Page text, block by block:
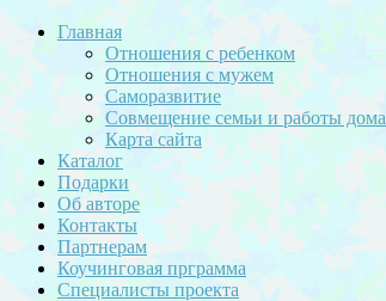
Главная
Отношения с ребенком
Отношения с мужем
Саморазвитие
Совмещение семьи и работы дома
Карта сайта
Каталог
Подарки
Об авторе
Контакты
Партнерам
Коучинговая прграмма
Специалисты проекта